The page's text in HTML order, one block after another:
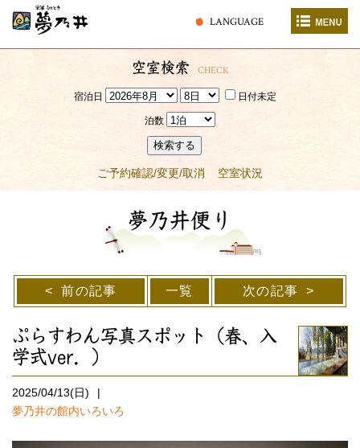
LANGUAGE
空室検索 CHECK
宿泊日 日付未定
泊数
検索する
ご予約確認/変更/取消 空室状況
夢乃井便り
前の記事 一覧 次の記事
ぷらすわん写真スポット（春、入
学式ver．）
2025/04/13(日)
夢乃井の館内いろいろ